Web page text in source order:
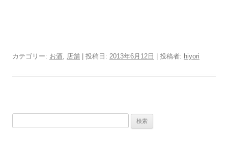
カテゴリー: お酒, 店舗 | 投稿日: 2013年6月12日 投稿者: hiyori